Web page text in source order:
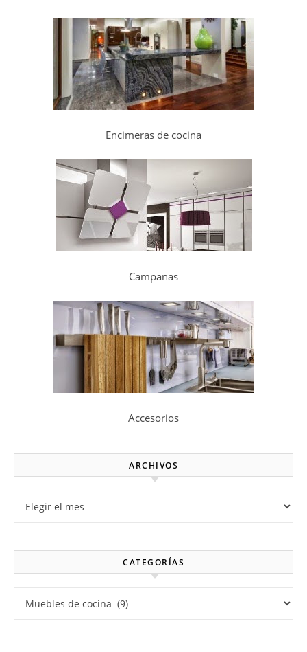
Encimeras de cocina
Campanas
Accesorios
ARCHIVOS
CATEGORÍAS